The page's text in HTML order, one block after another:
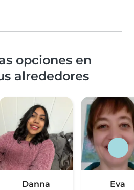
opciones en
alrededores
Danna Eva